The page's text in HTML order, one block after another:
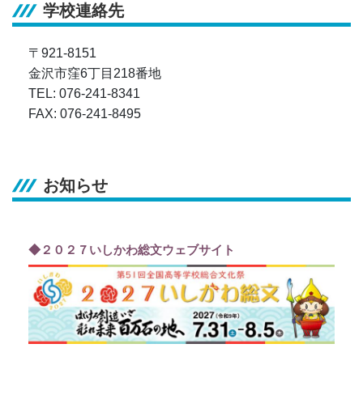
学校連絡先
〒921-8151
金沢市窪6丁目218番地
TEL: 076-241-8341
FAX: 076-241-8495
お知らせ
◆２０２７いしかわ総文ウェブサイト